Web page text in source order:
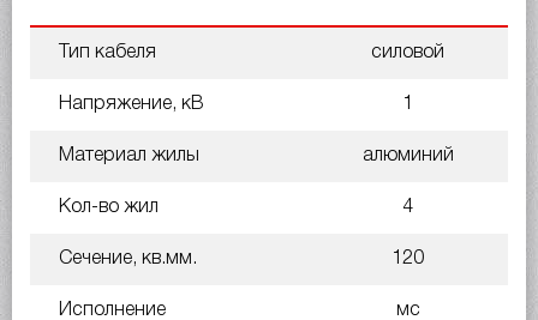
Тип кабеля силовой
Напряжение, кВ 1
Материал жилы алюминий
Кол-во жил 4
Сечение, кв.мм. 120
Исполнение мс